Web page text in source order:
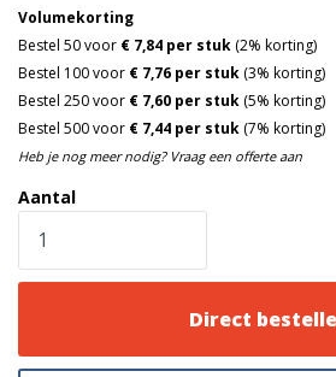
Aantal
Volumekorting
Bestel 50 voor € 7,84 per stuk (2% korting)
Bestel 100 voor € 7,76 per stuk (3% korting)
Bestel 250 voor € 7,60 per stuk (5% korting)
Bestel 500 voor € 7,44 per stuk (7% korting)
Heb je nog meer nodig? Vraag een offerte aan
Direct